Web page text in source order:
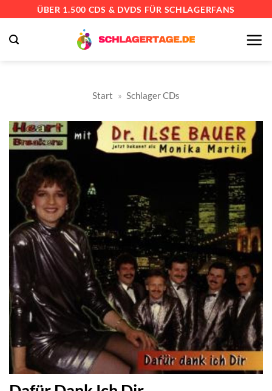
springen
ÜBER 1.500 CDS & DVDS FÜR SCHLAGERFANS
Start » Schlager CDs